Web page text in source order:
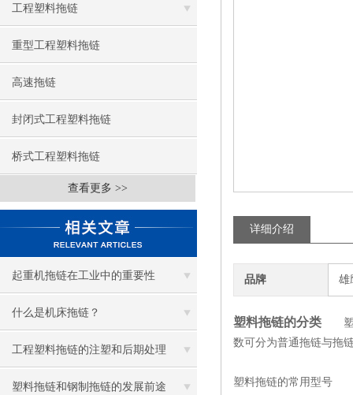
工程塑料拖链
重型工程塑料拖链
高速拖链
封闭式工程塑料拖链
桥式工程塑料拖链
查看更多 >>
起重机拖链在工业中的重要性
什么是机床拖链？
工程塑料拖链的注塑和后期处理
塑料拖链和钢制拖链的发展前途
详细介绍
品牌 雄
塑料拖链的分类 塑料
数可分为普通拖链与拖
塑料拖链的常用型号